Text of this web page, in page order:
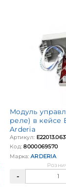
Модуль
реле) в кейсе
Arderia
Артикул:
Код:8000069570
Марка: ARDERIA